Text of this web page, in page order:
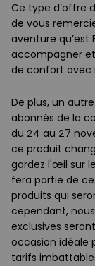
Ce type d’offre
de vous
aventure qu’est
accompagner
de confort avec
De plus, un
abonnés de la
du 24 au 27
ce produit
gardez l'œil sur
fera partie de
produits qui
cependant,
exclusives
occasion idéale
tarifs